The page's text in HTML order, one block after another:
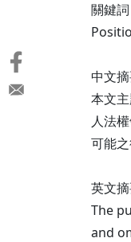
關鍵
中文
本文
人法
可能
英文
The
and